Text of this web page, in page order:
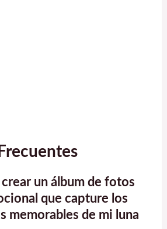
un álbum de fotos
que capture los
memorables de mi luna